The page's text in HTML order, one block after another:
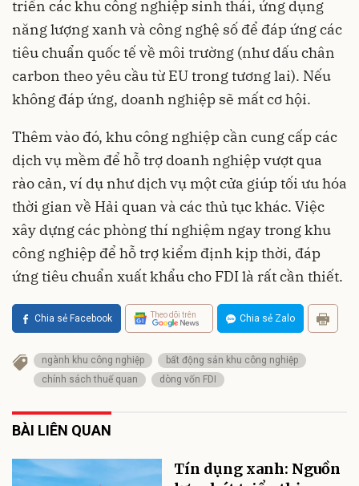
triển các khu công nghiệp sinh thái, ứng dụng
năng lượng xanh và công nghệ số để đáp ứng các
tiêu chuẩn quốc tế về môi trường (như dấu chân
carbon theo yêu cầu từ EU trong tương lai). Nếu
không đáp ứng, doanh nghiệp sẽ mất cơ hội.
Thêm vào đó, khu công nghiệp cần cung cấp các
dịch vụ mềm để hỗ trợ doanh nghiệp vượt qua
rào cản, ví dụ như dịch vụ một cửa giúp tối ưu hóa
thời gian về Hải quan và các thủ tục khác. Việc
xây dựng các phòng thí nghiệm ngay trong khu
công nghiệp để hỗ trợ kiểm định kịp thời, đáp
ứng tiêu chuẩn xuất khẩu cho FDI là rất cần thiết.
Chia sẻ Facebook Theo dõi trên Chia sẻ Zalo
ngành khu công nghiệp
bất động sản khu công nghiệp
chính sách thuế quan
dòng vốn FDI
BÀI LIÊN QUAN
Tín dụng xanh: Nguồn